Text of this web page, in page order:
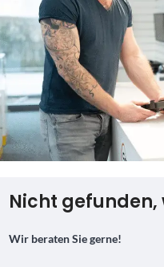
Nicht gefunden,
Wir beraten Sie gerne!